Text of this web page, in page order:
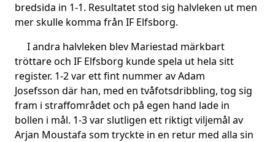
bredsida in 1-1. Resultatet stod sig halvleken ut men
mer skulle komma från IF Elfsborg.
I andra halvleken blev Mariestad märkbart
tröttare och IF Elfsborg kunde spela ut hela sitt
register. 1-2 var ett fint nummer av Adam
Josefsson där han, med en tvåfotsdribbling, tog sig
fram i straffområdet och på egen hand lade in
bollen i mål. 1-3 var slutligen ett riktigt viljemål av
Arjan Moustafa som tryckte in en retur med alla sin